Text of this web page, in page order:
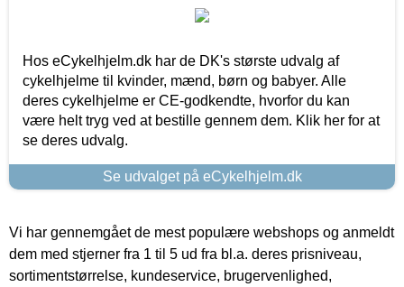
Hos eCykelhjelm.dk har de DK's største udvalg af
cykelhjelme til kvinder, mænd, børn og babyer. Alle
deres cykelhjelme er CE-godkendte, hvorfor du kan
være helt tryg ved at bestille gennem dem. Klik her for at
se deres udvalg.
Se udvalget på eCykelhjelm.dk
Vi har gennemgået de mest populære webshops og anmeldt
dem med stjerner fra 1 til 5 ud fra bl.a. deres prisniveau,
sortimentstørrelse, kundeservice, brugervenlighed,